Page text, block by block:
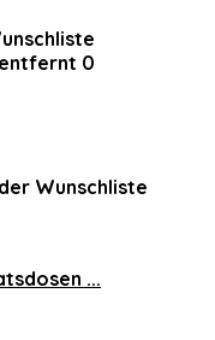
0
Wunschliste